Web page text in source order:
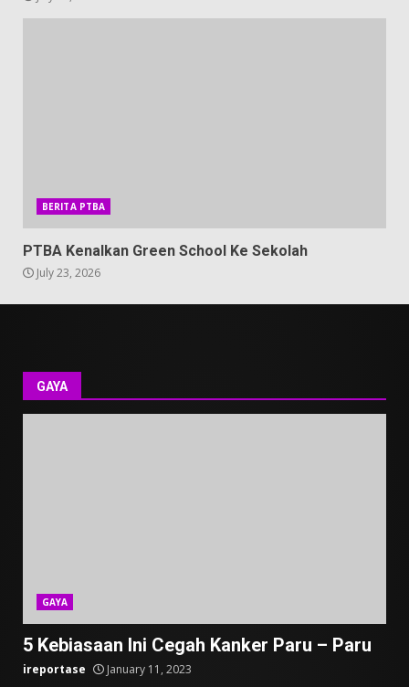
BERITA PTBA
PTBA Kenalkan Green School Ke Sekolah
July 23, 2026
GAYA
GAYA
5 Kebiasaan Ini Cegah Kanker Paru – Paru
ireportase January 11, 2023